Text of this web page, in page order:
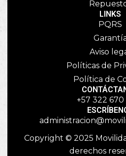
LINKS
PQRS
Aviso
Políticas de
Política de
+57 322 670
Copyright © 2025
derechos